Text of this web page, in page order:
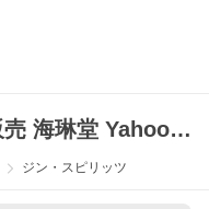
日本酒・日本ワインの販売 海琳堂 Yahoo!店
ジン・スピリッツ